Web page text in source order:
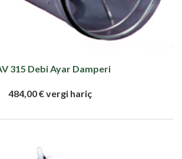
315 Debi Ayar Damperi
484,00 € vergi hariç